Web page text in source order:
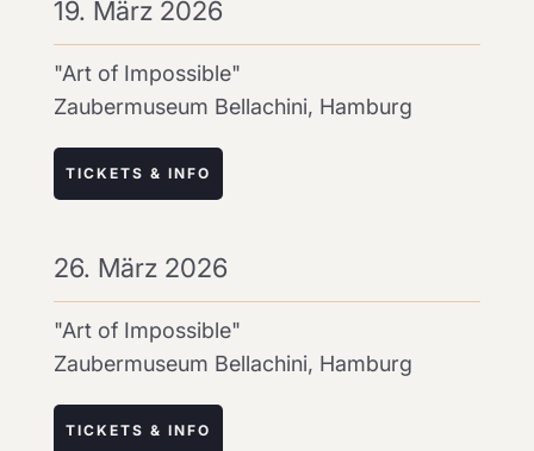
19. März 2026
"Art of Impossible"
Zaubermuseum Bellachini, Hamburg
TICKETS & INFO
26. März 2026
"Art of Impossible"
Zaubermuseum Bellachini, Hamburg
TICKETS & INFO